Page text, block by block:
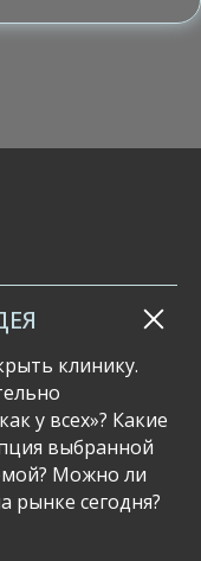
клинику.
у всех»? Какие
выбранной
Можно ли
рынке сегодня?